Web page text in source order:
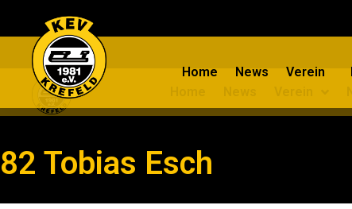
Home News Verein
82 Tobias Esch